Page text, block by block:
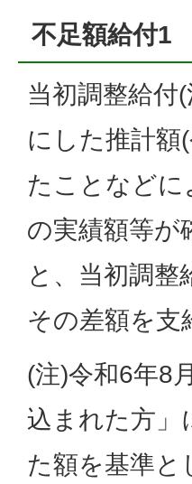
不足額給付1
当初調整給付
にした推計額
たことなどに
の実績額等が
と、当初調
その差額を支
(注)令和6年8
込まれた方」
た額を基準と